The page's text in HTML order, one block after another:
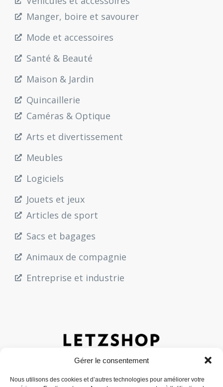
Gérer le consentement
Nous utilisons des cookies et d’autres technologies pour améliorer votre
Manger, boire et savourer
Mode et accessoires
Santé & Beauté
Maison & Jardin
Quincaillerie
Caméras & Optique
Arts et divertissement
Meubles
Logiciels
Jouets et jeux
Articles de sport
Sacs et bagages
Animaux de compagnie
Entreprise et industrie